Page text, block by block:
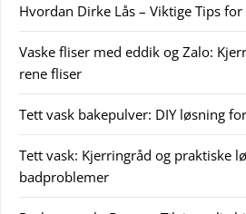
Hvordan Dirke Lås – Viktige Tips
Vaske fliser med eddik og Zalo:
rene fliser
Tett vask bakepulver: DIY løsning
Tett vask: Kjerringråd og praktiske
badproblemer